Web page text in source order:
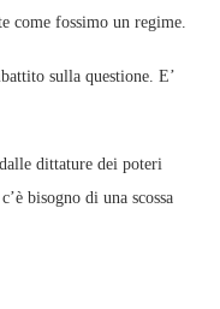
come fossimo un regime.
sulla questione. E’
dittature dei poteri
bisogno di una scossa